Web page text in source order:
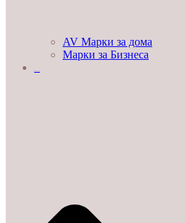
AV Марки за дома
Марки за Бизнеса